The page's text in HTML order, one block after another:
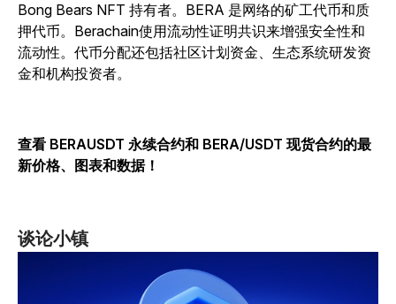
Bong Bears NFT 持有者。BERA 是网络的矿工代币和质
押代币。Berachain使用流动性证明共识来增强安全性和
流动性。代币分配还包括社区计划资金、生态系统研发资
金和机构投资者。
查看 BERAUSDT 永续合约和 BERA/USDT 现货合约的最
新价格、图表和数据！
谈论小镇